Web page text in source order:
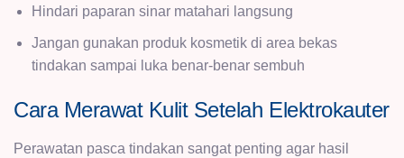
Hindari paparan sinar matahari langsung
Jangan gunakan produk kosmetik di area bekas
tindakan sampai luka benar-benar sembuh
Cara Merawat Kulit Setelah Elektrokauter
Perawatan pasca tindakan sangat penting agar hasil